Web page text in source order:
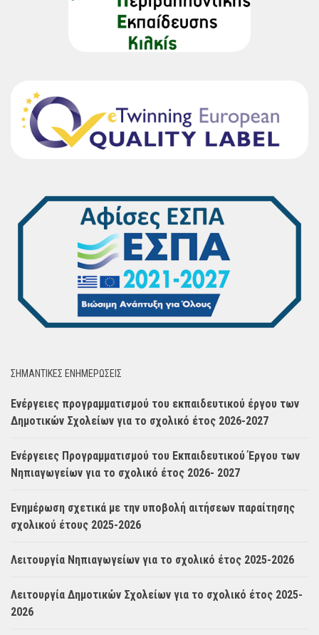
ΣΗΜΑΝΤΙΚΈΣ ΕΝΗΜΈΡΩΣΕΙΣ
Ενέργειες προγραμματισμού του εκπαιδευτικού έργου των
Δημοτικών Σχολείων για το σχολικό έτος 2026-2027
Ενέργειες Προγραμματισμού του Εκπαιδευτικού Έργου των
Νηπιαγωγείων για το σχολικό έτος 2026- 2027
Ενημέρωση σχετικά με την υποβολή αιτήσεων παραίτησης
σχολικού έτους 2025-2026
Λειτουργία Νηπιαγωγείων για το σχολικό έτος 2025-2026
Λειτουργία Δημοτικών Σχολείων για το σχολικό έτος 2025-
2026